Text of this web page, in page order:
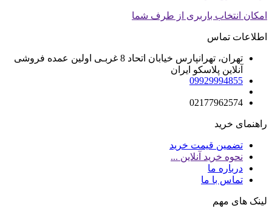
امکان انتخاب باربری از طرف شما
اطلاعات تماس
تهران، تهرانپارس خیابان اتحاد 8 غربـی اولین عمده فروشی
آنلاین پلاسکو ایران
09929994855
02177962574
راهنمای خرید
تضمین قیمت خرید
نحوه خرید آنلاین ...
درباره ما
تماس با ما
لینک های مهم